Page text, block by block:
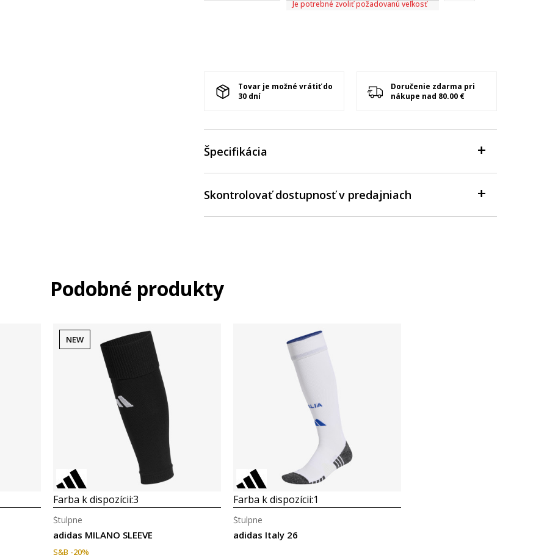
Je potrebné zvoliť požadovanú veľkosť
Tovar je možné vrátiť do
30 dní
Doručenie zdarma pri
nákupe nad 80.00 €
Špecifikácia
Skontrolovať dostupnosť v predajniach
Podobné produkty
NEW
Farba k dispozícii:3
adidas MILANO SLEEVE
Štulpne
S&B -20%
Farba k dispozícii:1
adidas Italy 26
Štulpne